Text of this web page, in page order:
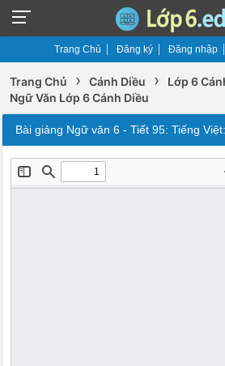
Trang Chủ Đăng ký Đăng nhập
Trang Chủ › Cánh Diều › Lớp 6
Ngữ Văn Lớp 6 Cánh Diều
Bài giảng Ngữ văn 6 - Tiết 95: Tiếng